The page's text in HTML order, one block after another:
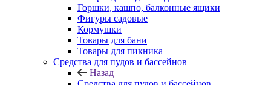
Горшки, кашпо, балконные ящики
Фигуры садовые
Кормушки
Товары для бани
Товары для пикника
Средства для пудов и бассейнов
Назад